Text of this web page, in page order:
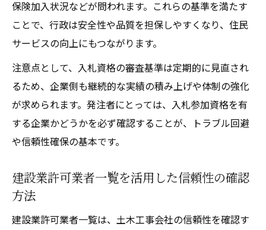
保険加入状況などが問われます。これらの基準を満たす
ことで、行政は安全性や品質を担保しやすくなり、住民
サービスの向上にもつながります。
注意点として、入札資格の審査基準は定期的に見直され
るため、企業側も継続的な実績の積み上げや体制の強化
が求められます。発注者にとっては、入札参加資格を有
する企業かどうかを必ず確認することが、トラブル回避
や信頼性確保の基本です。
建設業許可業者一覧を活用した信頼性の確認
方法
建設業許可業者一覧は、土木工事会社の信頼性を確認す